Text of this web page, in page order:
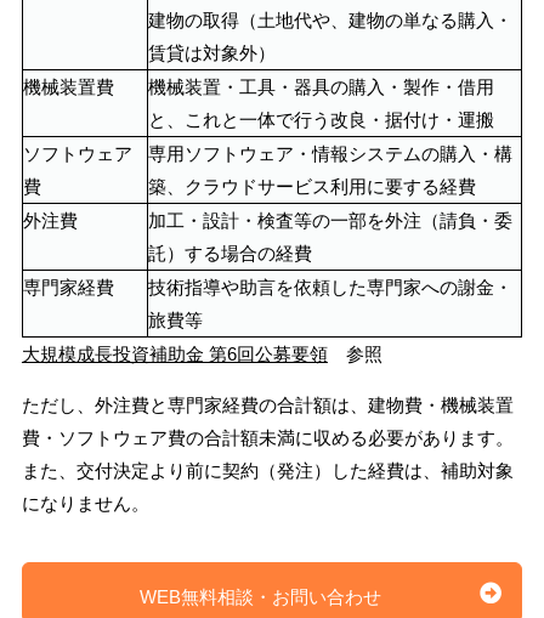
建物の取得（土地代や、建物の単なる購入・
賃貸は対象外）
機械装置費
機械装置・工具・器具の購入・製作・借用
と、これと一体で行う改良・据付け・運搬
ソフトウェア
費
専用ソフトウェア・情報システムの購入・構
築、クラウドサービス利用に要する経費
外注費
加工・設計・検査等の一部を外注（請負・委
託）する場合の経費
専門家経費
技術指導や助言を依頼した専門家への謝金・
旅費等
大規模成長投資補助金 第6回公募要領参照
ただし、外注費と専門家経費の合計額は、建物費・機械装置
費・ソフトウェア費の合計額未満に収める必要があります。
また、交付決定より前に契約（発注）した経費は、補助対象
になりません。
WEB無料相談・お問い合わせ